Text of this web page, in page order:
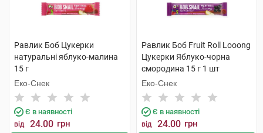
Равлик Боб Цукерки
натуральні яблуко-малина
15 г
Еко-Снек
Є в наявності
від 24.00 грн
Равлик Боб Fruit Roll Looong
Цукерки Яблуко-чорна
смородина 15 г 1 шт
Еко-Снек
Є в наявності
від 24.00 грн